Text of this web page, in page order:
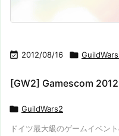
 2012/08/16 
[GW2] Gamescom 2012
 GuildWars2
ドイツ最大級のゲームイベン